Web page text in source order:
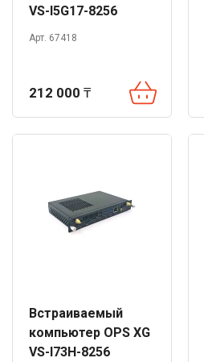
VS-I5G17-8256
Арт. 67418
212 000 ₸
Встраиваемый
компьютер OPS XG
VS-I73H-8256